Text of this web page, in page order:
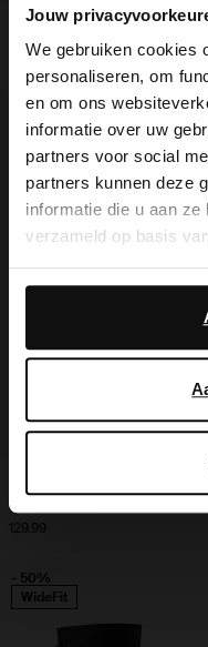
Jouw
We gebruiken cookies
personaliseren, om
en om ons
informatie over uw
partners voor social
partners kunnen deze
informatie die u aan
verzameld op basis
Daarnaast werken wij
advertentie- en
hoe Google uw
afneembare gesp
209.99
129.99
- 50%
WideFit
View this
It looks like your
you like to switch
English